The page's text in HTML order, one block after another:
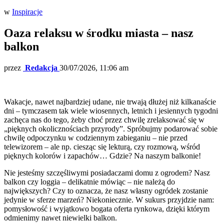
w Inspiracje
Oaza relaksu w środku miasta – nasz
balkon
przez Redakcja 30/07/2026, 11:06 am
Wakacje, nawet najbardziej udane, nie trwają dłużej niż kilkanaście
dni – tymczasem tak wiele wiosennych, letnich i jesiennych tygodni
zachęca nas do tego, żeby choć przez chwilę zrelaksować się w
„pięknych okolicznościach przyrody”. Spróbujmy podarować sobie
chwilę odpoczynku w codziennym zabieganiu – nie przed
telewizorem – ale np. ciesząc się lekturą, czy rozmową, wśród
pięknych kolorów i zapachów… Gdzie? Na naszym balkonie!
Nie jesteśmy szczęśliwymi posiadaczami domu z ogrodem? Nasz
balkon czy loggia – delikatnie mówiąc – nie należą do
największych? Czy to oznacza, że nasz własny ogródek zostanie
jedynie w sferze marzeń? Niekoniecznie. W sukurs przyjdzie nam:
pomysłowość i wyjątkowo bogata oferta rynkowa, dzięki którym
odmienimy nawet niewielki balkon.